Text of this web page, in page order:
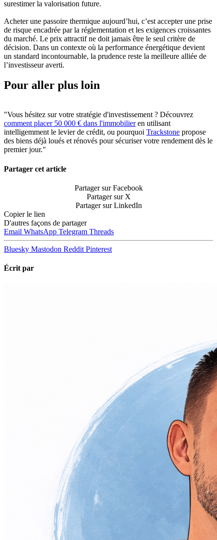
surestimer la valorisation future.
Acheter une passoire thermique aujourd’hui, c’est accepter une prise
de risque encadrée par la réglementation et les exigences croissantes
du marché. Le prix attractif ne doit jamais être le seul critère de
décision. Dans un contexte où la performance énergétique devient
un standard incontournable, la prudence reste la meilleure alliée de
l’investisseur averti.
Pour aller plus loin
"Vous hésitez sur votre stratégie d'investissement ? Découvrez
comment placer 50 000 € dans l'immobilieren utilisant
intelligemment le levier de crédit, ou pourquoi Trackstone propose
des biens déjà loués et rénovés pour sécuriser votre rendement dès le
premier jour."
Partager cet article
Partager sur Facebook
Partager sur X
Partager sur LinkedIn
Copier le lien
D'autres façons de partager
Email WhatsApp Telegram Threads
Bluesky Mastodon Reddit Pinterest
Écrit par